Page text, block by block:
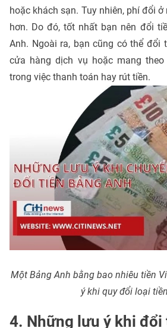
hoặc khách sạn. Tuy nhiên, phí đổi
hơn. Do đó, tốt nhất bạn nên đổi
Anh. Ngoài ra, bạn cũng có thể đổi
cửa hàng dịch vụ hoặc mang
trong việc thanh toán hay rút tiền.
Một Bảng Anh bằng bao nhiêu tiền
ý khi quy đổi loại
4. Những lưu ý khi đổi